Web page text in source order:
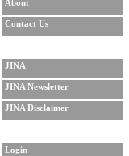
About
Contact Us
JINA
JINA Newsletter
JINA Disclaimer
Login